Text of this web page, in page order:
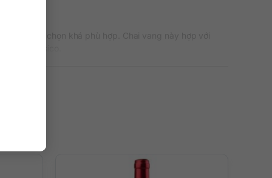
là lựa chọn khá phù hợp. Chai vang này hợp với
Classico.
cân đối, rất dễ ghép món và không gây cảm giác quá
không có nguồn dữ liệu đi kèm.
một trải nghiệm thiên về sự cân bằng, độ tươi đủ